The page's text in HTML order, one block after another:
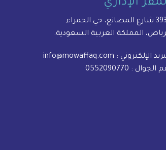
الإداري
حي الحمراء
المملكة العربية السعودية.
الإلكتروني : info@mowaffaq.com
الجوال : 0552090770